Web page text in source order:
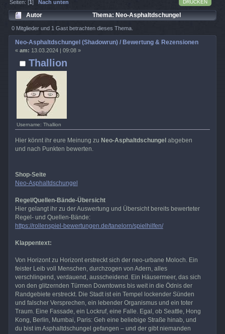
DRUCKEN
Seiten: [1] Nach unten
Autor
Thema: Neo-Asphaltdschungel
(Shadowrun) / Bewertung & Rezensionen (Gelesen 1588 mal)
0 Mitglieder und 1 Gast betrachten dieses Thema.
Thallion
Username: Thallion
Neo-Asphaltdschungel (Shadowrun) / Bewertung & Rezensionen
« am: 13.03.2024 | 09:08 »
Hier könnt ihr eure Meinung zu Neo-Asphaltdschungelabgeben
und nach Punkten bewerten.
Shop-Seite
Neo-Asphaltdschungel
Regel/Quellen-Bände-Übersicht
Hier gelangt ihr zu der Auswertung und Übersicht bereits bewerteter
Regel- und Quellen-Bände:
https://rollenspiel-bewertungen.de/tanelorn/spielhilfen/
Klappentext:
Von Horizont zu Horizont erstreckt sich der neo-urbane Moloch. Ein
feister Leib voll Menschen, durchzogen von Adern, alles
verschlingend, verdauend, ausscheidend. Ein Häusermeer, das sich
von den glitzernden Türmen Downtowns bis weit in die Ödnis der
Randgebiete erstreckt. Die Stadt ist ein Tempel lockender Sünden
und falscher Versprechen, ein lebender Organismus und ein toter
Traum. Eine Fassade, ein Lockruf, eine Falle. Egal, ob Seattle, Hong
Kong, Berlin, Mumbai, Paris: Geh eine beliebige Straße hinab, und
du bist im Asphaltdschungel gefangen – und der gibt niemanden